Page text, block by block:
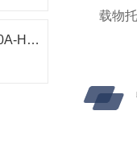
LRH-1000A-HSE|LRH-1500A-HSE精密型恒温恒湿箱
载物